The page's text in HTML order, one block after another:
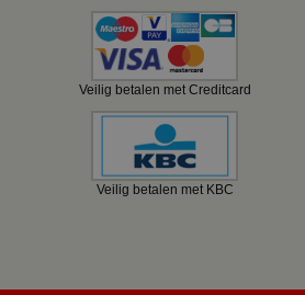
Veilig betalen met Creditcard
Veilig betalen met KBC